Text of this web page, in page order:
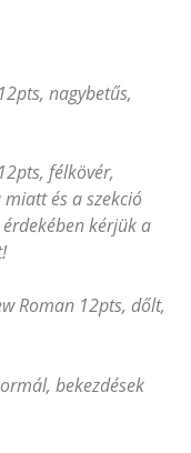
nagybetűs,
félkövér,
miatt és a szekció
kérjük a
Roman 12pts, dőlt,
bekezdések